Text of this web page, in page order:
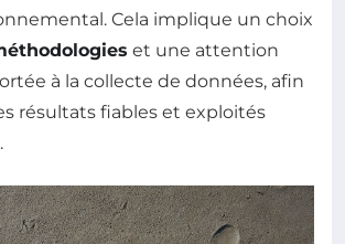
Cela implique un choix
et une attention
à la collecte de données, afin
résultats fiables et exploités